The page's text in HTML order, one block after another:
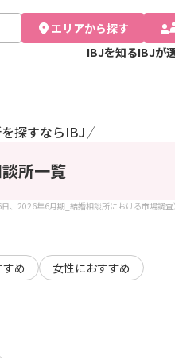
エリアから探す
IBJを知るIBJが
探すならIBJ／
所一覧
2026年6月期_結婚相談所における市場調査）
め 女性におすすめ